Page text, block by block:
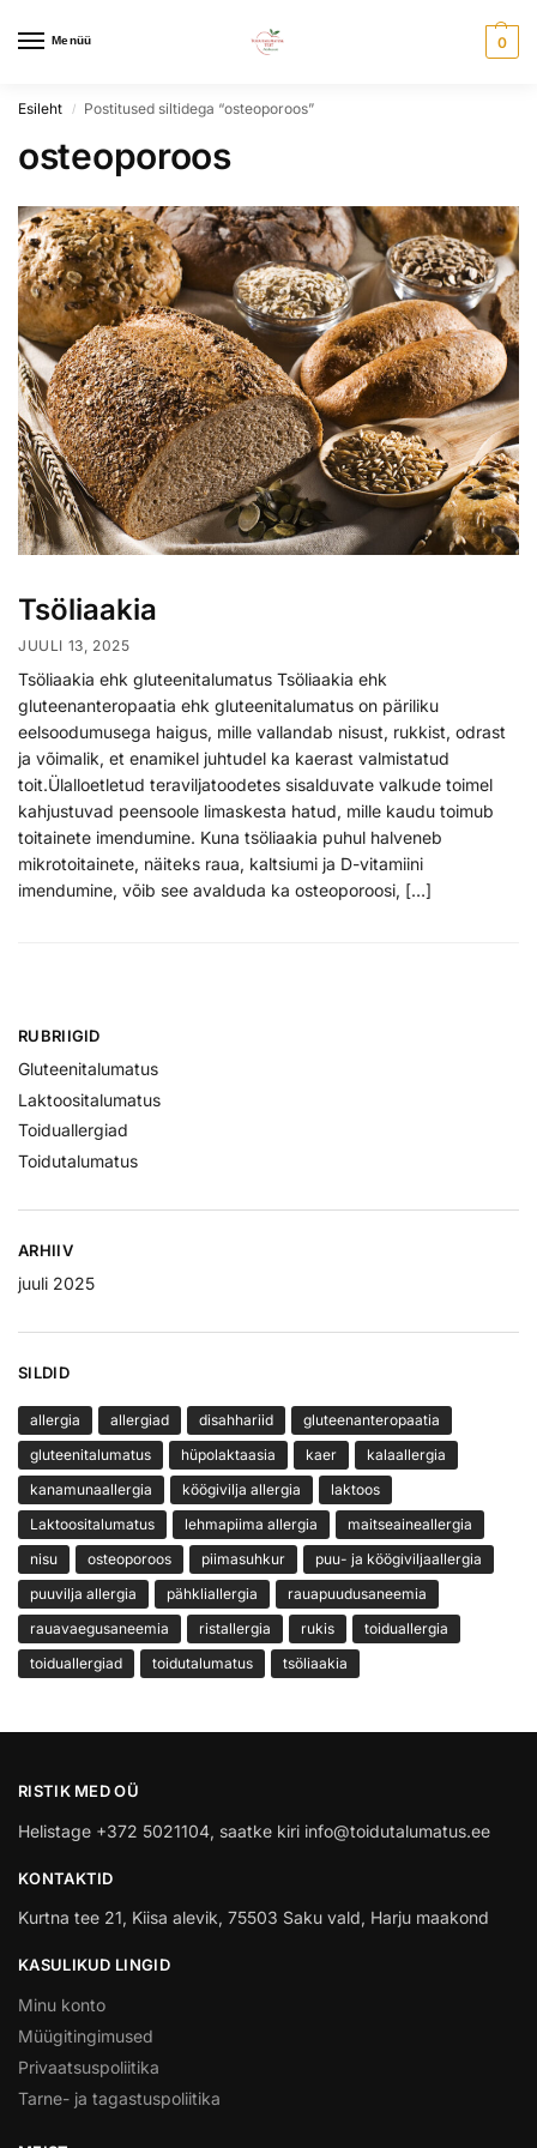
Menüü 0
Esileht / Postitused siltidega “osteoporoos”
osteoporoos
Tsöliaakia
JUULI 13, 2025
Tsöliaakia ehk gluteenitalumatus Tsöliaakia ehk
gluteenanteropaatia ehk gluteenitalumatus on päriliku
eelsoodumusega haigus, mille vallandab nisust, rukkist, odrast
ja võimalik, et enamikel juhtudel ka kaerast valmistatud
toit.Ülalloetletud teraviljatoodetes sisalduvate valkude toimel
kahjustuvad peensoole limaskesta hatud, mille kaudu toimub
toitainete imendumine. Kuna tsöliaakia puhul halveneb
mikrotoitainete, näiteks raua, kaltsiumi ja D-vitamiini
imendumine, võib see avalduda ka osteoporoosi, […]
RUBRIIGID
Gluteenitalumatus
Laktoositalumatus
Toiduallergiad
Toidutalumatus
ARHIIV
juuli 2025
SILDID
allergia allergiad disahhariid
gluteenanteropaatia
gluteenitalumatus
hüpolaktaasia kaer
kalaallergia
kanamunaallergia
köögivilja allergia
laktoos
Laktoositalumatus
lehmapiima allergia
maitseaineallergia
nisu
osteoporoos piimasuhkur
puu- ja köögiviljaallergia
puuvilja allergia
pähkliallergia
rauapuudusaneemia
rauavaegusaneemia
ristallergia rukis
toiduallergia
toiduallergiad
toidutalumatus tsöliaakia
RISTIK MED OÜ
Helistage +372 5021104, saatke kiri info@toidutalumatus.ee
KONTAKTID
Kurtna tee 21, Kiisa alevik, 75503 Saku vald, Harju maakond
KASULIKUD LINGID
Minu konto
Müügitingimused
Privaatsuspoliitika
Tarne- ja tagastuspoliitika